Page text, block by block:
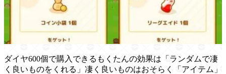
ダイヤ600個で購入できるもくたんの効果は「ランダムで凄
く良いものをくれる」凄く良いものはおそらく「アイテム」